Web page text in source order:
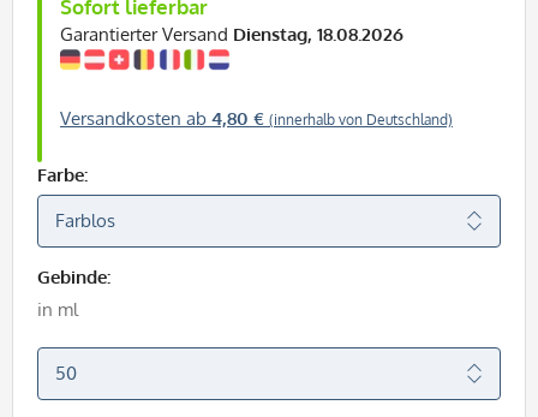
Sofort lieferbar
Garantierter Versand Dienstag, 18.08.2026
Versandkosten ab 4,80 € (innerhalb von Deutschland)
Farbe:
Gebinde:
in ml